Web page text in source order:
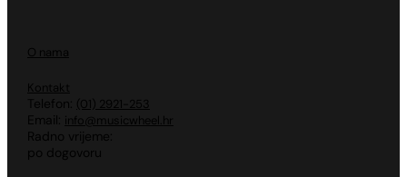
O nama
Kontakt
Telefon: (01) 2921-253
Email: info@musicwheel.hr
Radno vrijeme:
po dogovoru